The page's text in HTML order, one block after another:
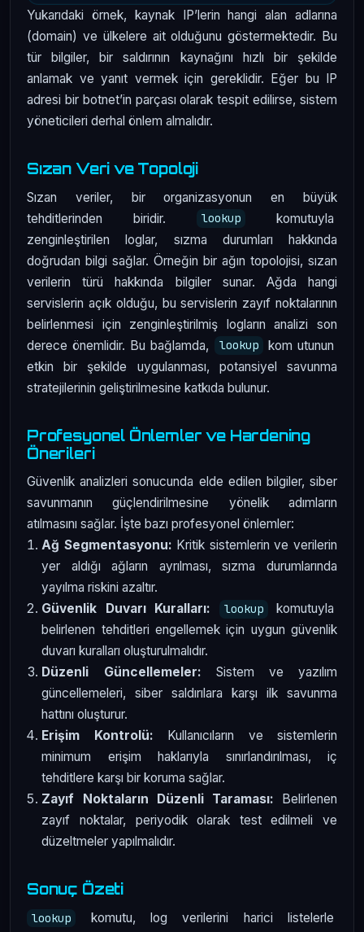
Yukarıdaki örnek, kaynak IP’lerin hangi alan adlarına
(domain) ve ülkelere ait olduğunu göstermektedir. Bu
tür bilgiler, bir saldırının kaynağını hızlı bir şekilde
anlamak ve yanıt vermek için gereklidir. Eğer bu IP
adresi bir botnet’in parçası olarak tespit edilirse, sistem
yöneticileri derhal önlem almalıdır.
Sızan Veri ve Topoloji
Sızan veriler, bir organizasyonun en büyük
tehditlerinden biridir.
lookup
komutuyla
zenginleştirilen loglar, sızma durumları hakkında
doğrudan bilgi sağlar. Örneğin bir ağın topolojisi, sızan
verilerin türü hakkında bilgiler sunar. Ağda hangi
servislerin açık olduğu, bu servislerin zayıf noktalarının
belirlenmesi için zenginleştirilmiş logların analizi son
derece önemlidir. Bu bağlamda,
lookup
kom utunun
etkin bir şekilde uygulanması, potansiyel savunma
stratejilerinin geliştirilmesine katkıda bulunur.
Profesyonel Önlemler ve Hardening
Önerileri
Güvenlik analizleri sonucunda elde edilen bilgiler, siber
savunmanın güçlendirilmesine yönelik adımların
atılmasını sağlar. İşte bazı profesyonel önlemler:
Ağ Segmentasyonu: Kritik sistemlerin ve verilerin
yer aldığı ağların ayrılması, sızma durumlarında
yayılma riskini azaltır.
Güvenlik Duvarı Kuralları:
lookup
komutuyla
belirlenen tehditleri engellemek için uygun güvenlik
duvarı kuralları oluşturulmalıdır.
Düzenli Güncellemeler: Sistem ve yazılım
güncellemeleri, siber saldırılara karşı ilk savunma
hattını oluşturur.
Erişim Kontrolü: Kullanıcıların ve sistemlerin
minimum erişim haklarıyla sınırlandırılması, iç
tehditlere karşı bir koruma sağlar.
Zayıf Noktaların Düzenli Taraması: Belirlenen
zayıf noktalar, periyodik olarak test edilmeli ve
düzeltmeler yapılmalıdır.
Sonuç Özeti
lookup
komutu, log verilerini harici listelerle